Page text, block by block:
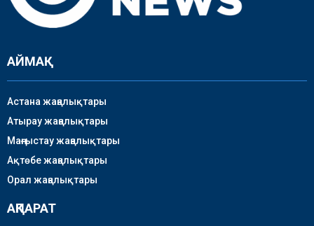
АЙМАҚ
Астана жаңалықтары
Атырау жаңалықтары
Маңғыстау жаңалықтары
Ақтөбе жаңалықтары
Орал жаңалықтары
АҚПАРАТ